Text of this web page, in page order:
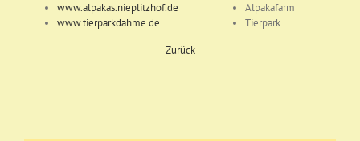
www.alpakas.nieplitzhof.de
www.tierparkdahme.de
Alpakafarm
Tierpark
Zurück